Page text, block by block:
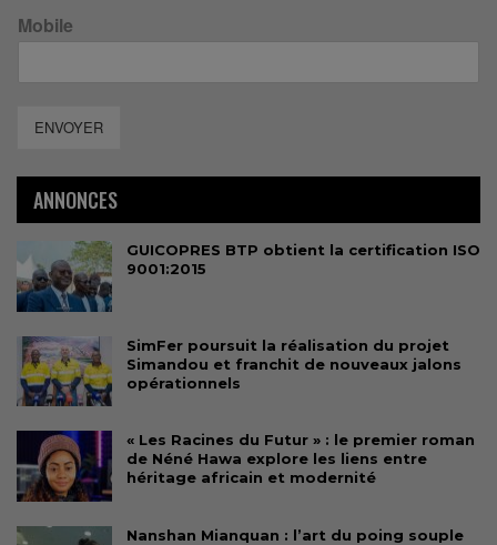
Mobile
ENVOYER
ANNONCES
GUICOPRES BTP obtient la certification ISO
9001:2015
SimFer poursuit la réalisation du projet
Simandou et franchit de nouveaux jalons
opérationnels
« Les Racines du Futur » : le premier roman
de Néné Hawa explore les liens entre
héritage africain et modernité
Nanshan Mianquan : l’art du poing souple